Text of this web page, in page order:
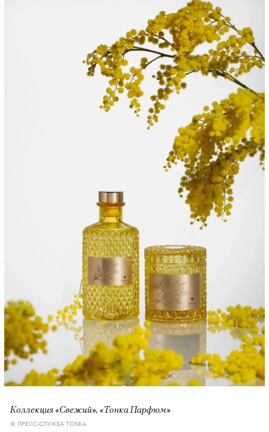
Коллекция «Свежий», «Тонка Парфюм»
© ПРЕСС-СЛУЖБА TONKA